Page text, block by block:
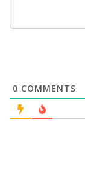
0 COMMENTS